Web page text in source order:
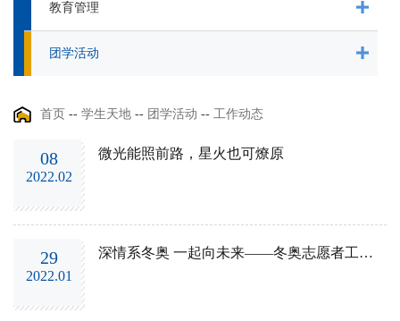
教育管理
团学活动
首页 -- 学生天地 -- 团学活动 -- 工作动态
08
2022.02
微光能照前路，星火也可燎原
29
2022.01
深情系冬奥 一起向未来——冬奥志愿者工作纪实(一)